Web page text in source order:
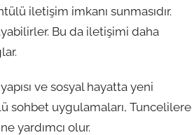
iletişim imkanı sunmasıdır.
Bu da iletişimi daha
ve sosyal hayatta yeni
sohbet uygulamaları, Tuncelilere
yardımcı olur.